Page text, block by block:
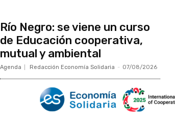
Río Negro: se viene un curso
de Educación cooperativa,
mutual y ambiental
Agenda Redacción Economía Solidaria - 07/08/2026